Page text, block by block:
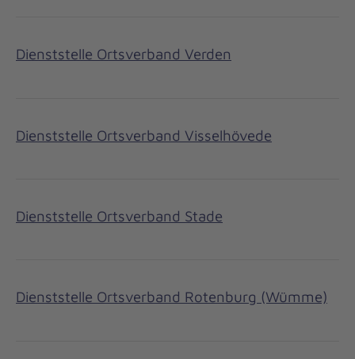
Dienststelle Ortsverband Verden
Dienststelle Ortsverband Visselhövede
Dienststelle Ortsverband Stade
Dienststelle Ortsverband Rotenburg (Wümme)